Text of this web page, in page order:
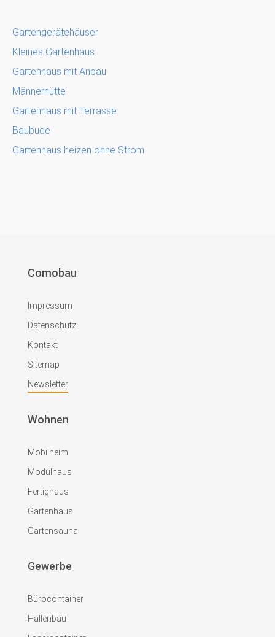
Gartengerätehäuser
Kleines Gartenhaus
Gartenhaus mit Anbau
Männerhütte
Gartenhaus mit Terrasse
Baubude
Gartenhaus heizen ohne Strom
Comobau
Impressum
Datenschutz
Kontakt
Sitemap
Newsletter
Wohnen
Mobilheim
Modulhaus
Fertighaus
Gartenhaus
Gartensauna
Gewerbe
Bürocontainer
Hallenbau